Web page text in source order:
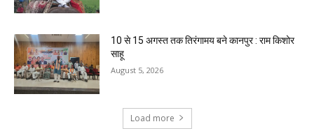
10 से 15 अगस्त तक तिरंगामय बने कानपुर : राम किशोर
साहू
August 5, 2026
Load more